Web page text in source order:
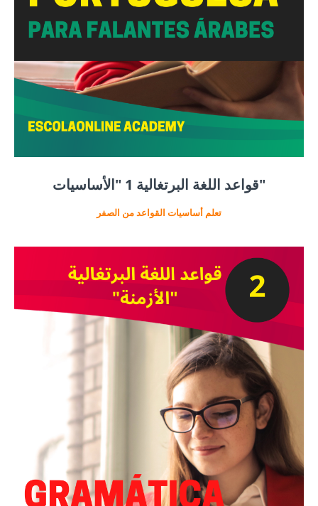
قواعد اللغة البرتغالية 1 "الأساسيات"
تعلم أساسيات القواعد من الصفر